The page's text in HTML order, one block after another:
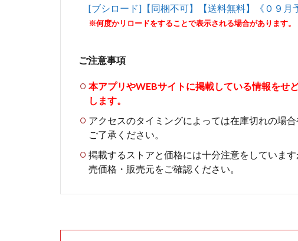
[ブシロード]【同梱不可】【送料無料】《０９月
※何度かリロードをすることで表示される場合があります。
ご注意事項
本アプリやWEBサイトに掲載している情報をせ
します。
アクセスのタイミングによっては在庫切れの場
ご了承ください。
掲載するストアと価格には十分注意をしていま
売価格・販売元をご確認ください。